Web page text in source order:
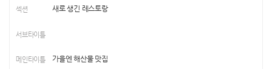
새로 생긴 레스토랑
가을엔 해산물 맛집